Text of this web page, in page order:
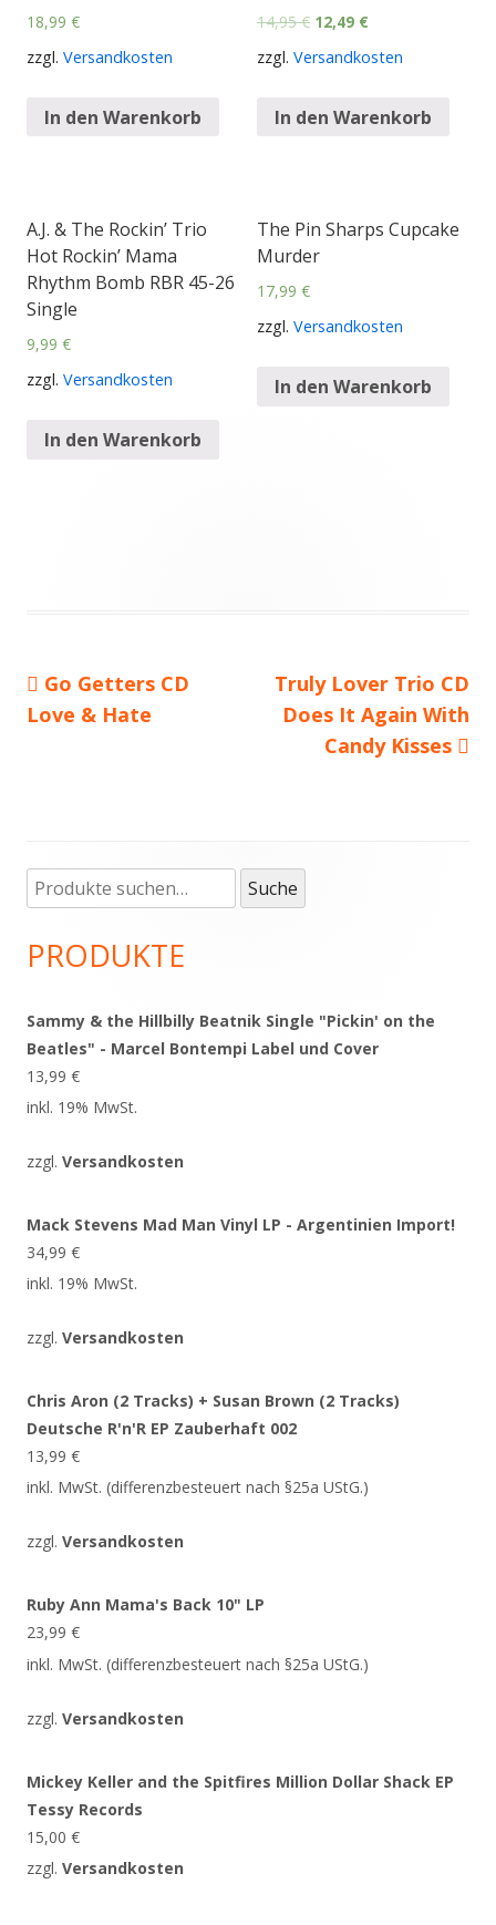
18,99 €
zzgl. Versandkosten
In den Warenkorb
14,95€ 12,49 €
zzgl. Versandkosten
In den Warenkorb
A.J. & The Rockin’ Trio
Hot Rockin’ Mama
Rhythm Bomb RBR 45-26
Single
9,99 €
zzgl. Versandkosten
In den Warenkorb
The Pin Sharps Cupcake
Murder
17,99 €
zzgl. Versandkosten
In den Warenkorb
Beitragsnavigation
Vorheriger
Beitrag:
Go Getters CD
Love & Hate
Nächster
Beitrag
Truly Lover Trio CD
Does It Again With
Candy Kisses
Haupt-
Seitenleiste
Suche
nach:
Suche
PRODUKTE
Sammy & the Hillbilly Beatnik Single "Pickin' on the
Beatles" - Marcel Bontempi Label und Cover
13,99 €
inkl. 19% MwSt.
zzgl. Versandkosten
Mack Stevens Mad Man Vinyl LP - Argentinien Import!
34,99 €
inkl. 19% MwSt.
zzgl. Versandkosten
Chris Aron (2 Tracks) + Susan Brown (2 Tracks)
Deutsche R'n'R EP Zauberhaft 002
13,99 €
inkl. MwSt. (differenzbesteuert nach §25a UStG.)
zzgl. Versandkosten
Ruby Ann Mama's Back 10" LP
23,99 €
inkl. MwSt. (differenzbesteuert nach §25a UStG.)
zzgl. Versandkosten
Mickey Keller and the Spitfires Million Dollar Shack EP
Tessy Records
15,00 €
zzgl. Versandkosten